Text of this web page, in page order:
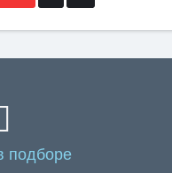
подборе